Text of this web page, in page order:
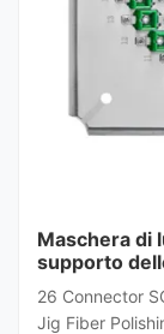
Maschera di
supporto
26 Connector
Jig Fiber